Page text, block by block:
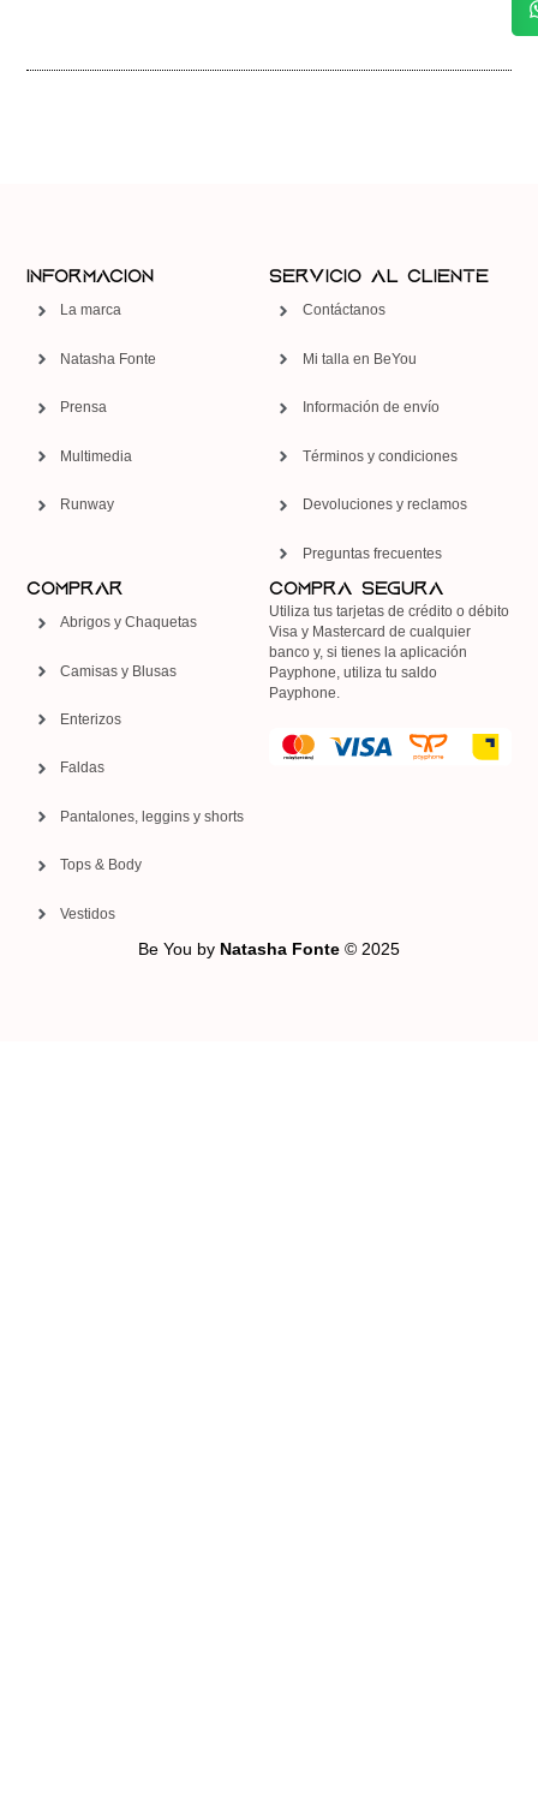
Información
La marca
Natasha Fonte
Prensa
Multimedia
Runway
Servicio al Cliente
Contáctanos
Mi talla en BeYou
Información de envío
Términos y condiciones
Devoluciones y reclamos
Preguntas frecuentes
Comprar
Abrigos y Chaquetas
Camisas y Blusas
Enterizos
Faldas
Pantalones, leggins y shorts
Tops & Body
Vestidos
COMPRA SEGURA
Utiliza tus tarjetas de crédito o débito
Visa y Mastercard de cualquier
banco y, si tienes la aplicación
Payphone, utiliza tu saldo
Payphone.
Be You by Natasha Fonte © 2025